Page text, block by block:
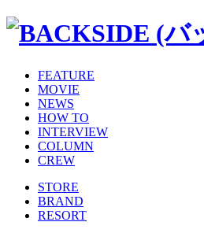
FEATURE
MOVIE
NEWS
HOW TO
INTERVIEW
COLUMN
CREW
STORE
BRAND
RESORT